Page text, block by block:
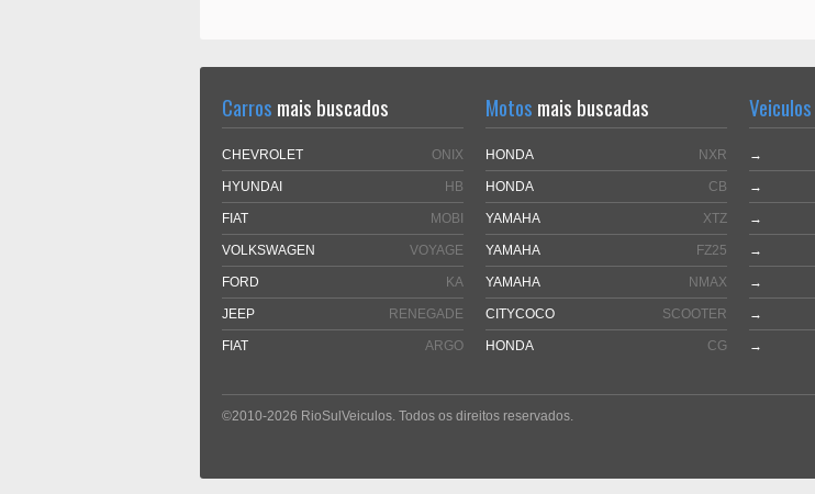
Carros mais buscados
CHEVROLET ONIX
HYUNDAI HB
FIAT MOBI
VOLKSWAGEN VOYAGE
FORD KA
JEEP RENEGADE
FIAT ARGO
Motos mais buscadas
HONDA NXR
HONDA CB
YAMAHA XTZ
YAMAHA FZ25
YAMAHA NMAX
CITYCOCO SCOOTER
HONDA CG
Veiculos
→
→
→
→
→
→
→
©2010-2026 RioSulVeiculos. Todos os direitos reservados.